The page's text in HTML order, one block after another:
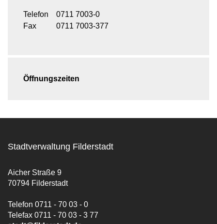
Telefon
0711 7003-0
Fax
0711 7003-377
Öffnungszeiten
Stadtverwaltung Filderstadt
Aicher Straße 9
70794 Filderstadt
Telefon 0711 - 70 03 - 0
Telefax 0711 - 70 03 - 3 77